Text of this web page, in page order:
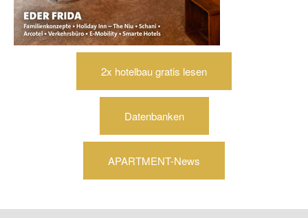
2x hotelbau gratis lesen
Datenbanken
APARTMENT-News